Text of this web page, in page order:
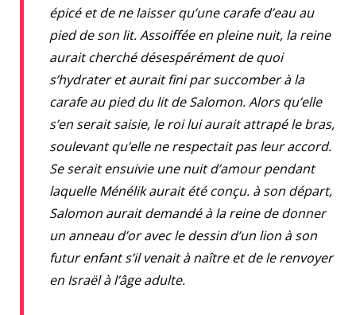
épicé et de ne laisser qu’une carafe d’eau au
pied de son lit. Assoiffée en pleine nuit, la reine
aurait cherché désespérément de quoi
s’hydrater et aurait fini par succomber à la
carafe au pied du lit de Salomon. Alors qu’elle
s’en serait saisie, le roi lui aurait attrapé le bras,
soulevant qu’elle ne respectait pas leur accord.
Se serait ensuivie une nuit d’amour pendant
laquelle Ménélik aurait été conçu. à son départ,
Salomon aurait demandé à la reine de donner
un anneau d’or avec le dessin d’un lion à son
futur enfant s’il venait à naître et de le renvoyer
en Israël à l’âge adulte.